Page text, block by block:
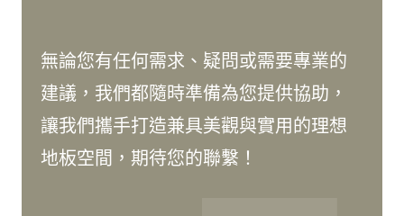
無論您有任何需求、疑問或需要專業的
建議，我們都隨時準備為您提供協助，
讓我們攜手打造兼具美觀與實用的理想
地板空間，期待您的聯繫！